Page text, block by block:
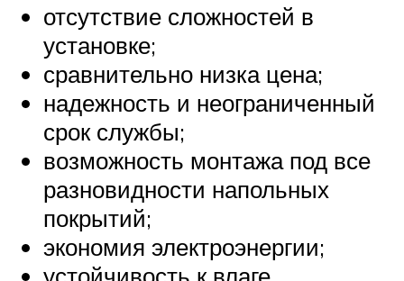
отсутствие сложностей в
установке;
сравнительно низка цена;
надежность и неограниченный
срок службы;
возможность монтажа под все
разновидности напольных
покрытий;
экономия электроэнергии;